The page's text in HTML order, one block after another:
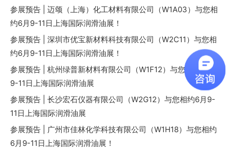
参展预告 | 迈颂（上海）化工材料有限公司（W1A03）与您相
约6月9-11日上海国际润滑油展！
参展预告 | 深圳市优宝新材料科技有限公司（W2C11）与您相
约6月9-11日上海国际润滑油展！
参展预告 | 杭州绿普新材料有限公司（W1F12）与您相约6月
9-11日上海国际润滑油展
参展预告 | 长沙宏石仪器有限公司（W2G12）与您相约6月9-
11日上海国际润滑油展
参展预告 | 广州市佳林化学科技有限公司（W1H18）与您相约
6月9-11日上海国际润滑油展！